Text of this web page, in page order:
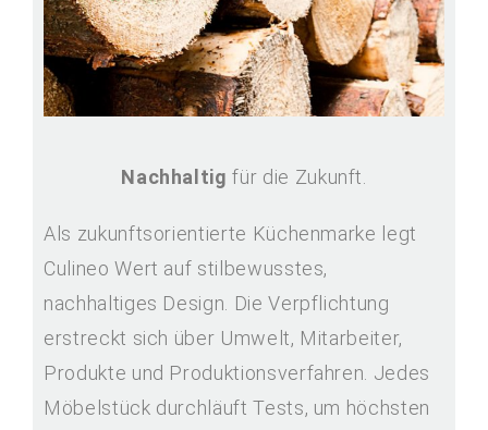
Nachhaltigfür die Zukunft.
Als zukunftsorientierte Küchenmarke legt
Culineo Wert auf stilbewusstes,
nachhaltiges Design. Die Verpflichtung
erstreckt sich über Umwelt, Mitarbeiter,
Produkte und Produktionsverfahren. Jedes
Möbelstück durchläuft Tests, um höchsten